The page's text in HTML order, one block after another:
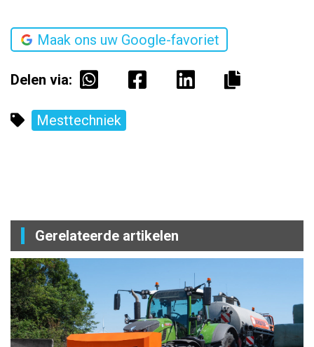
Maak ons uw Google-favoriet
Delen via:
Mesttechniek
Gerelateerde artikelen